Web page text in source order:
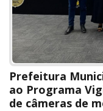
Prefeitura
ao Programa
de câmeras de